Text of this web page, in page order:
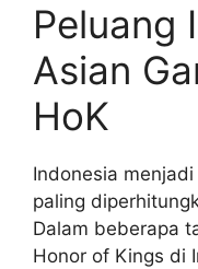
Peluang
Asian
HoK
Indonesia
paling
Dalam beberapa
Honor of Kings di